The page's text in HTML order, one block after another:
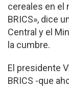
cereales en el
BRICS», dice
Central y el
la cumbre.
El presidente
BRICS -que